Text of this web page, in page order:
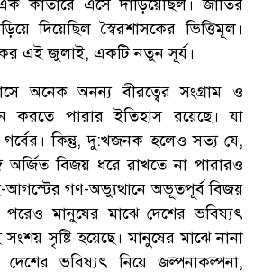
কাতারে এসে দাঁড়িয়েছিল। জাতির
দিয়েছিল স্বৈরশাসকের ভিত্তিমূল।
এই জুলাই, একটি নতুন সূর্য।
অনেক অনন্য বীরত্বের সংগ্রাম ও
করতে পারার ইতিহাস রয়েছে। যা
কিন্তু, দু:খজনক হলেও সত্য যে,
অর্জিত বিজয় ধরে রাখতে না পারারও
আগস্টের গণ-অভ্যুত্থানে অভূতপূর্ব বিজয়
মানুষের মাঝে দেশের ভবিষ্যৎ
সৃষ্টি হয়েছে। মানুষের মাঝে নানা
ভবিষ্যৎ নিয়ে জল্পনাকল্পনা,